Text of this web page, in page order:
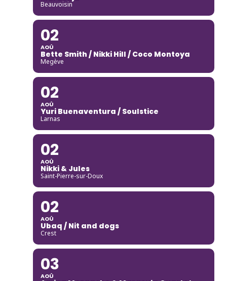
Beauvoisin
02
AOÛ
Bette Smith / Nikki Hill / Coco Montoya
Megève
02
AOÛ
Yuri Buenaventura / Soulstice
Larnas
02
AOÛ
Nikki & Jules
Saint-Pierre-sur-Doux
02
AOÛ
Ubaq / Nit and dogs
Crest
03
AOÛ